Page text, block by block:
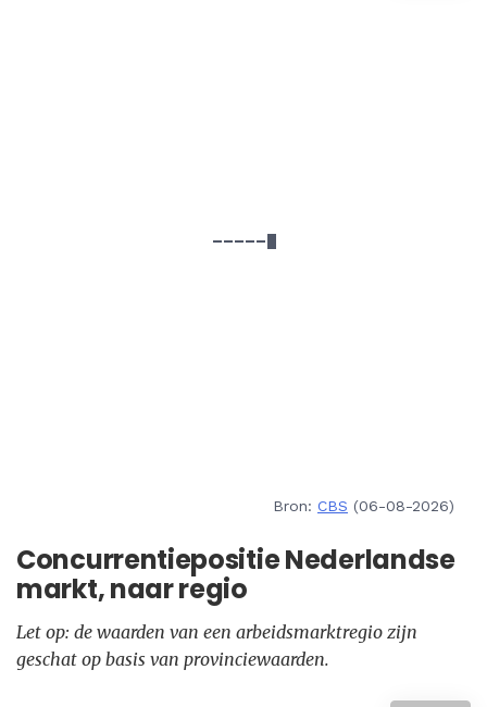
Bron: CBS (06-08-2026)
Concurrentiepositie Nederlandse
markt, naar regio
Let op: de waarden van een arbeidsmarktregio zijn
geschat op basis van provinciewaarden.